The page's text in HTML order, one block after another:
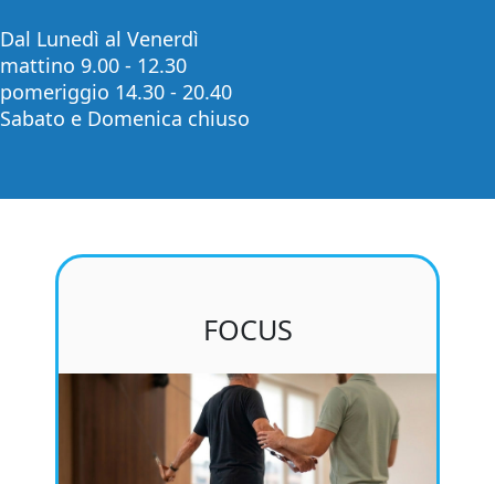
Dal Lunedì al Venerdì
mattino 9.00 - 12.30
pomeriggio 14.30 - 20.40
Sabato e Domenica chiuso
FOCUS